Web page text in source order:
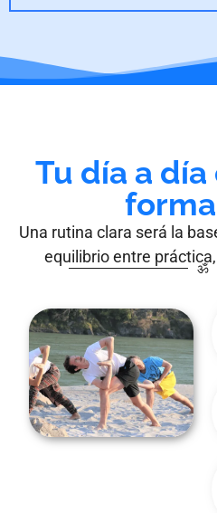
Tu día a
Una rutina clara será la
equilibrio entre
ॐ